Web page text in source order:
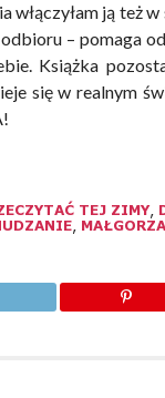
ją też
– pomaga
Książka
się w realnym
TEJ ZIMY,
,